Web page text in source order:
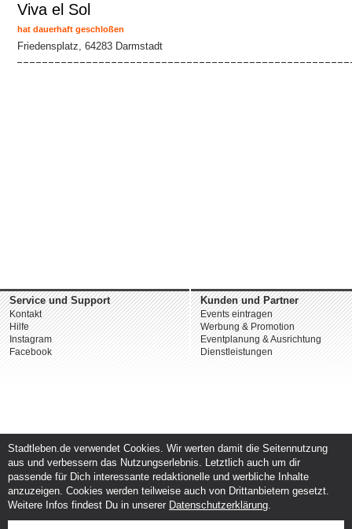
Viva el Sol
hat dauerhaft geschloßen
Friedensplatz, 64283 Darmstadt
Service und Support
Kontakt
Hilfe
Instagram
Facebook
Kunden und Partner
Events eintragen
Werbung & Promotion
Eventplanung & Ausrichtung
Dienstleistungen
Stadtleben.de verwendet Cookies. Wir werten damit die Seitennutzung
aus und verbessern das Nutzungserlebnis. Letztlich auch um dir
passende für Dich interessante redaktionelle und werbliche Inhalte
anzuzeigen. Cookies werden teilweise auch von Drittanbietern gesetzt.
Weitere Infos findest Du in unserer Datenschutzerklärung.